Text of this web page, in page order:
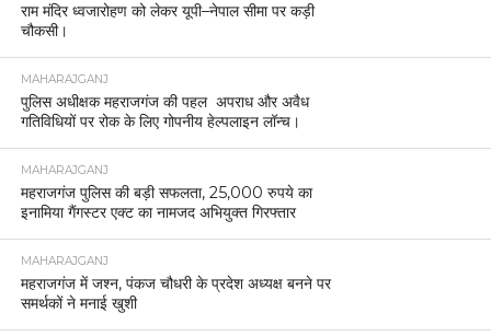
राम मंदिर ध्वजारोहण को लेकर यूपी–नेपाल सीमा पर कड़ी
चौकसी।
MAHARAJGANJ
पुलिस अधीक्षक महराजगंज की पहल अपराध और अवैध
गतिविधियों पर रोक के लिए गोपनीय हेल्पलाइन लॉन्च।
MAHARAJGANJ
महराजगंज पुलिस की बड़ी सफलता, 25,000 रुपये का
इनामिया गैंगस्टर एक्ट का नामजद अभियुक्त गिरफ्तार
MAHARAJGANJ
महराजगंज में जश्न, पंकज चौधरी के प्रदेश अध्यक्ष बनने पर
समर्थकों ने मनाई खुशी